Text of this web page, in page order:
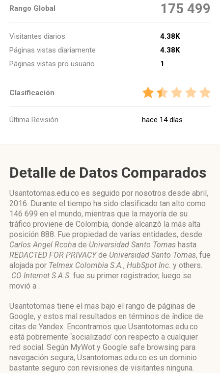
Rango Global 175 499
Visitantes diarios
4.38K
Páginas vistas diariamente
4.38K
Páginas vistas pro usuario
1
Clasificación
Última Revisión hace 14 días
Detalle de Datos Comparados
Usantotomas.edu.co es seguido por nosotros desde abril,
2016. Durante el tiempo ha sido clasificado tan alto como
146 699 en el mundo, mientras que la mayoría de su
tráfico proviene de Colombia, donde alcanzó la más alta
posición 888. Fue propiedad de varias entidades, desde
Carlos Angel Rcoha de Universidad Santo Tomas hasta
REDACTED FOR PRIVACYde Universidad Santo Tomas, fue
alojada por Telmex Colombia S.A., HubSpot Inc. y others.
.CO Internet S.A.S. fue su primer registrador, luego se
movió a .
Usantotomas tiene el mas bajo el rango de páginas de
Google, y estos mal resultados en términos de índice de
citas de Yandex. Encontramos que Usantotomas.edu.co
está pobremente ‘socializado’ con respecto a cualquier
red social. Según MyWot y Google safe browsing para
navegación segura, Usantotomas.edu.co es un dominio
bastante seguro con revisiones de visitantes ninguna.